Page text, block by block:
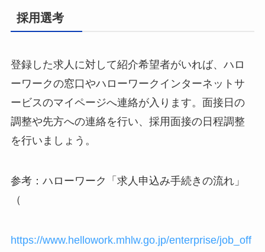
採用選考
登録した求人に対して紹介希望者がいれば、ハロ
ーワークの窓口やハローワークインターネットサ
ービスのマイページへ連絡が入ります。面接日の
調整や先方への連絡を行い、採用面接の日程調整
を行いましょう。
参考：ハローワーク「求人申込み手続きの流れ」
（
https://www.hellowork.mhlw.go.jp/enterprise/job_off